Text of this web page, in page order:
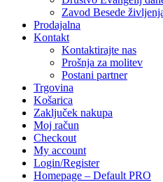
Zavod Besede
Prodajalna
Kontakt
Kontaktirajte nas
Prošnja za molitev
Postani partner
Trgovina
Košarica
Zaključek nakupa
Moj račun
Checkout
My account
Login/Register
Homepage – Default PRO